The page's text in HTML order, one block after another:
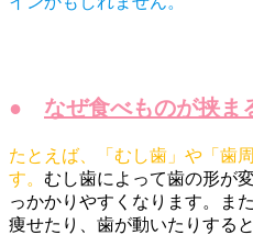
● なぜ食べものが挟ま
たとえば、「むし歯」や「歯
す。 むし歯によって歯の形が
っかかりやすくなります。ま
痩せたり、歯が動いたりする